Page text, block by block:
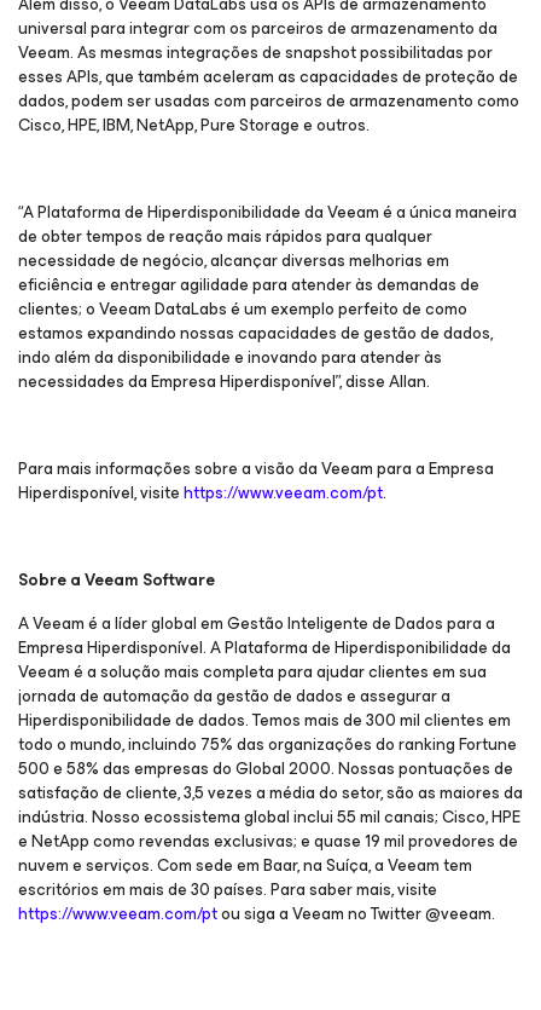
universal para integrar com os parceiros de armazenamento da
Veeam. As mesmas integrações de snapshot possibilitadas por
esses APIs, que também aceleram as capacidades de proteção de
dados, podem ser usadas com parceiros de armazenamento como
Cisco, HPE, IBM, NetApp, Pure Storage e outros.
“A Plataforma de Hiperdisponibilidade da Veeam é a única maneira
de obter tempos de reação mais rápidos para qualquer
necessidade de negócio, alcançar diversas melhorias em
eficiência e entregar agilidade para atender às demandas de
clientes; o Veeam DataLabs é um exemplo perfeito de como
estamos expandindo nossas capacidades de gestão de dados,
indo além da disponibilidade e inovando para atender às
necessidades da Empresa Hiperdisponível”, disse Allan.
Para mais informações sobre a visão da Veeam para a Empresa
Hiperdisponível, visitehttps://www.veeam.com/pt.
Sobre a Veeam Software
A Veeam é a líder global em Gestão Inteligente de Dados para a
Empresa Hiperdisponível. A Plataforma de Hiperdisponibilidade da
Veeam é a solução mais completa para ajudar clientes em sua
jornada de automação da gestão de dados e assegurar a
Hiperdisponibilidade de dados. Temos mais de 300 mil clientes em
todo o mundo, incluindo 75% das organizações do ranking Fortune
500 e 58% das empresas do Global 2000. Nossas pontuações de
satisfação de cliente, 3,5 vezes a média do setor, são as maiores da
indústria. Nosso ecossistema global inclui 55 mil canais; Cisco, HPE
e NetApp como revendas exclusivas; e quase 19 mil provedores de
nuvem e serviços. Com sede em Baar, na Suíça, a Veeam tem
escritórios em mais de 30 países. Para saber mais, visite
https://www.veeam.com/ptou siga a Veeam no Twitter @veeam.